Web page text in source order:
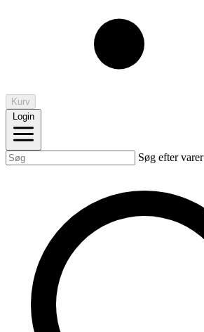
Kurv
Login
Søg efter varer